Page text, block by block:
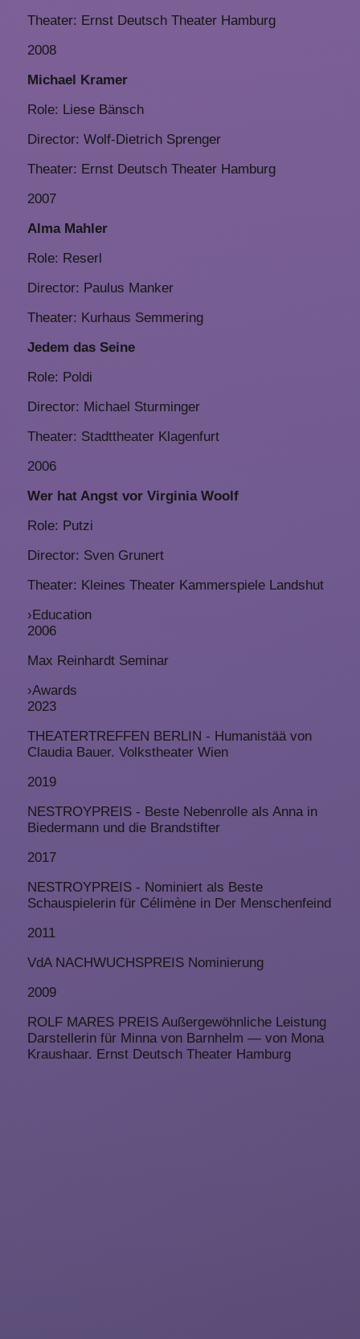
Theater: Ernst Deutsch Theater Hamburg
2008
Michael Kramer
Role: Liese Bänsch
Director: Wolf-Dietrich Sprenger
Theater: Ernst Deutsch Theater Hamburg
2007
Alma Mahler
Role: Reserl
Director: Paulus Manker
Theater: Kurhaus Semmering
Jedem das Seine
Role: Poldi
Director: Michael Sturminger
Theater: Stadttheater Klagenfurt
2006
Wer hat Angst vor Virginia Woolf
Role: Putzi
Director: Sven Grunert
Theater: Kleines Theater Kammerspiele Landshut
›Education
2006
Max Reinhardt Seminar
›Awards
2023
THEATERTREFFEN BERLIN - Humanistää von
Claudia Bauer. Volkstheater Wien
2019
NESTROYPREIS - Beste Nebenrolle als Anna in
Biedermann und die Brandstifter
2017
NESTROYPREIS - Nominiert als Beste
Schauspielerin für Célimène in Der Menschenfeind
2011
VdA NACHWUCHSPREIS Nominierung
2009
ROLF MARES PREIS Außergewöhnliche Leistung
Darstellerin für Minna von Barnhelm — von Mona
Kraushaar. Ernst Deutsch Theater Hamburg